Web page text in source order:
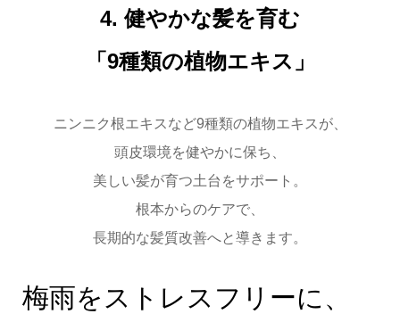
4. 健やかな髪を育む
「9種類の植物エキス」
ニンニク根エキス など9種類の植物エキスが、
頭皮環境を健やかに保ち、
美しい髪が育つ土台をサポート。
根本からのケアで、
長期的な髪質改善へと導きます。
梅雨をストレスフリーに、